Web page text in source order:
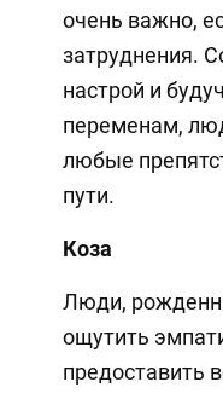
очень важно,
затруднения.
настрой и
переменам,
любые
пути.
Коза
Люди,
ощутить
предоставить